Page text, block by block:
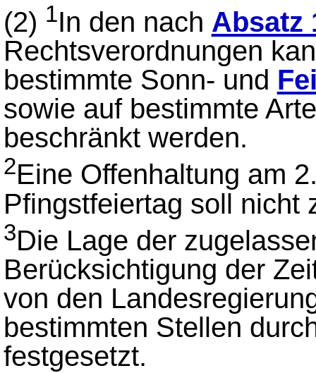
(2) 1In den nach Absatz
Rechtsverordnungen
bestimmte Sonn- und
sowie auf bestimmte
beschränkt werden.
2Eine Offenhaltung am
Pfingstfeiertag soll nicht
3Die Lage der
Berücksichtigung der
von den
bestimmten Stellen
festgesetzt.